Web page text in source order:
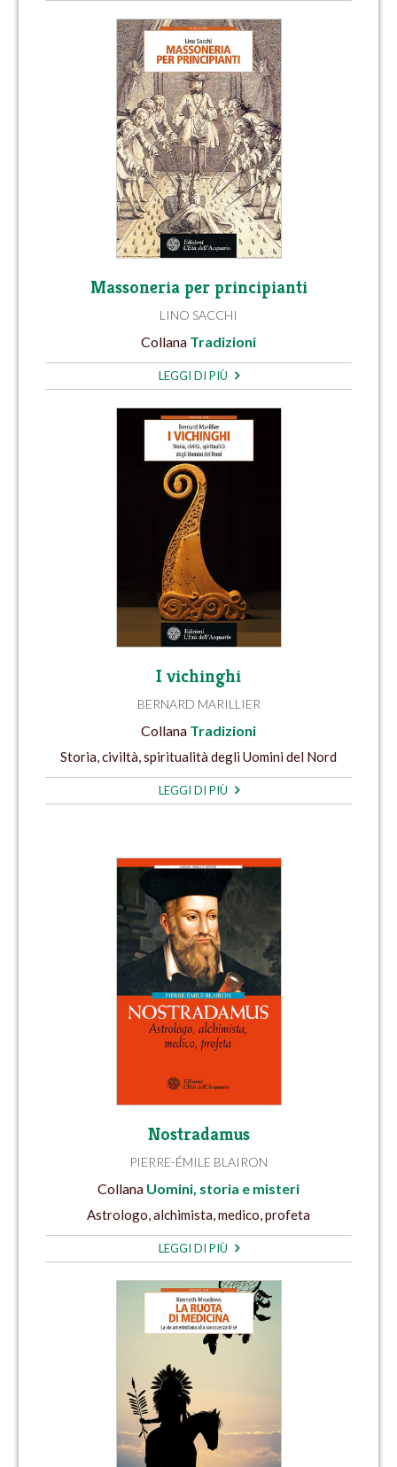
Massoneria per principianti
LINO SACCHI
Collana Tradizioni
LEGGI DI PIÙ
I vichinghi
BERNARD MARILLIER
Collana Tradizioni
Storia, civiltà, spiritualità degli Uomini del Nord
LEGGI DI PIÙ
Nostradamus
PIERRE-ÉMILE BLAIRON
Collana Uomini, storia e misteri
Astrologo, alchimista, medico, profeta
LEGGI DI PIÙ